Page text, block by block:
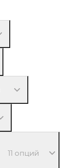
11 опций